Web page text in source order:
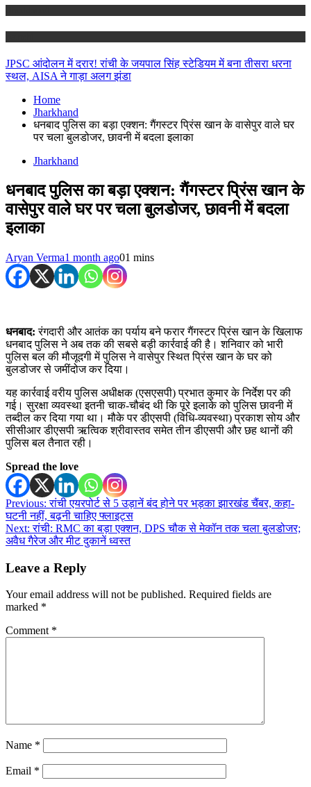
JPSC आंदोलन में दरार! रांची के जयपाल सिंह स्टेडियम में बना तीसरा धरना
स्थल, AISA ने गाड़ा अलग झंडा
Home
Jharkhand
धनबाद पुलिस का बड़ा एक्शन: गैंगस्टर प्रिंस खान के वासेपुर वाले घर
पर चला बुलडोजर, छावनी में बदला इलाका
Jharkhand
धनबाद पुलिस का बड़ा एक्शन: गैंगस्टर प्रिंस खान के
वासेपुर वाले घर पर चला बुलडोजर, छावनी में बदला
इलाका
Aryan Verma1 month ago01 mins
धनबाद: रंगदारी और आतंक का पर्याय बने फरार गैंगस्टर प्रिंस खान के खिलाफ
धनबाद पुलिस ने अब तक की सबसे बड़ी कार्रवाई की है। शनिवार को भारी
पुलिस बल की मौजूदगी में पुलिस ने वासेपुर स्थित प्रिंस खान के घर को
बुलडोजर से जमींदोज कर दिया।
यह कार्रवाई वरीय पुलिस अधीक्षक (एसएसपी) प्रभात कुमार के निर्देश पर की
गई। सुरक्षा व्यवस्था इतनी चाक-चौबंद थी कि पूरे इलाके को पुलिस छावनी में
तब्दील कर दिया गया था। मौके पर डीएसपी (विधि-व्यवस्था) प्रकाश सोय और
सीसीआर डीएसपी ऋत्विक श्रीवास्तव समेत तीन डीएसपी और छह थानों की
पुलिस बल तैनात रही।
Spread the love
Post
navigation
Previous: रांची एयरपोर्ट से 5 उड़ानें बंद होने पर भड़का झारखंड चैंबर, कहा-
घटनी नहीं, बढ़नी चाहिए फ्लाइट्स
Next: रांची: RMC का बड़ा एक्शन, DPS चौक से मेकॉन तक चला बुलडोजर;
अवैध गैरेज और मीट दुकानें ध्वस्त
Leave a Reply
Your email address will not be published. Required fields are
marked *
Comment *
Name *
Email *